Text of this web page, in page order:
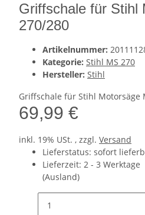
Griffschale für Stihl
270/280
Artikelnummer:
Kategorie: Stihl MS 270
Hersteller: Stihl
Griffschale für Stihl Motorsäge
69,99 €
inkl. 19% USt. , zzgl. Versand
Lieferstatus: sofort
Lieferzeit: 2 - 3 Werktage
(Ausland)